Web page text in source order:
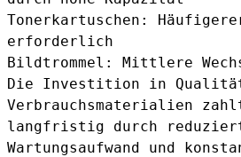
Tonerkartuschen:
erforderlich
Bildtrommel: Mittlere
Die Investition in
Verbrauchsmaterialien
langfristig durch
Wartungsaufwand und